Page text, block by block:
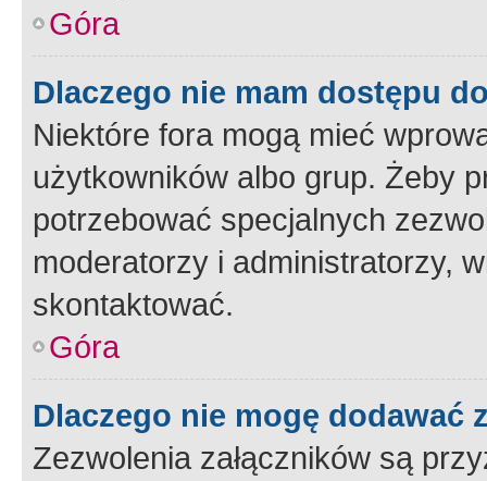
Góra
Dlaczego nie mam dostępu
Niektóre fora mogą mieć
użytkowników albo grup. Żeby
potrzebować specjalnych
moderatorzy i administratorzy,
skontaktować.
Góra
Dlaczego nie mogę dodawać
Zezwolenia załączników są